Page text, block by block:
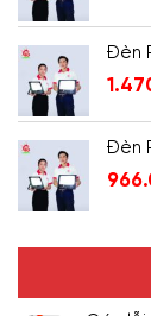
Đèn
Đèn